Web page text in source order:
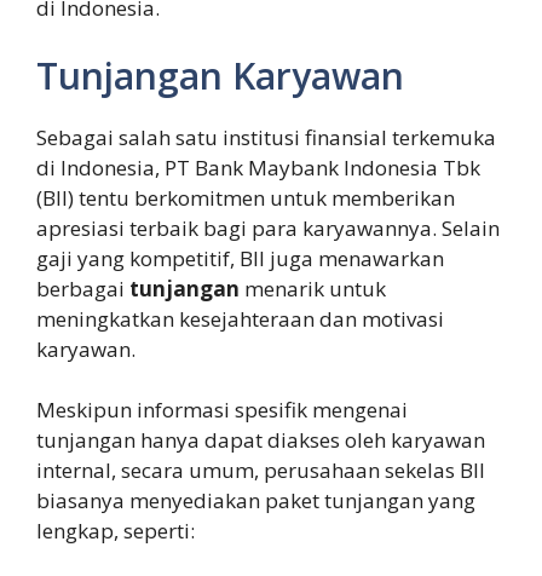
di Indonesia.
Tunjangan Karyawan
Sebagai salah satu institusi finansial terkemuka
di Indonesia, PT Bank Maybank Indonesia Tbk
(BII) tentu berkomitmen untuk memberikan
apresiasi terbaik bagi para karyawannya. Selain
gaji yang kompetitif, BII juga menawarkan
berbagai tunjangan menarik untuk
meningkatkan kesejahteraan dan motivasi
karyawan.
Meskipun informasi spesifik mengenai
tunjangan hanya dapat diakses oleh karyawan
internal, secara umum, perusahaan sekelas BII
biasanya menyediakan paket tunjangan yang
lengkap, seperti: